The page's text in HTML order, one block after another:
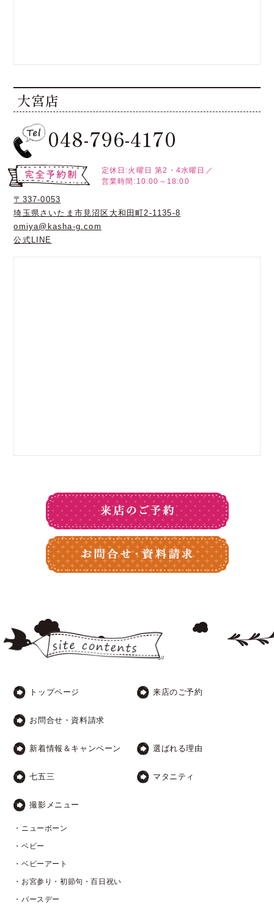
大宮店
048-796-4170
定休日:火曜日 第2・4水曜日／
営業時間:10:00～18:00
〒337-0053
埼玉県さいたま市見沼区大和田町2-1135-8
omiya@kasha-g.com
公式LINE
トップページ 来店のご予約
お問合せ・資料請求
新着情報＆キャンペーン 選ばれる理由
七五三 マタニティ
撮影メニュー
・ニューボーン
・ベビー
・ベビーアート
・お宮参り・初節句・百日祝い
・バースデー